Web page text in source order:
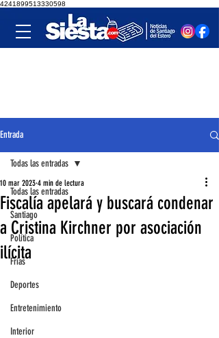
4241899513330598
Entrada
Todas las entradas
Santiago
Política
Frías
Deportes
Entretenimiento
Interior
Todas las entradas
Fiscalía apelará y buscará condenar
a Cristina Kirchner por asociación
ilícita
10 mar 2023 4 min de lectura